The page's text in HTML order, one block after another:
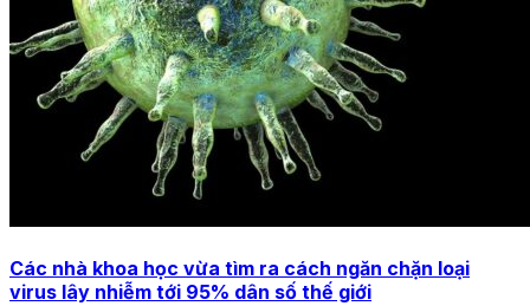
Các nhà khoa học vừa tìm ra cách ngăn chặn loại
virus lây nhiễm tới 95% dân số thế giới